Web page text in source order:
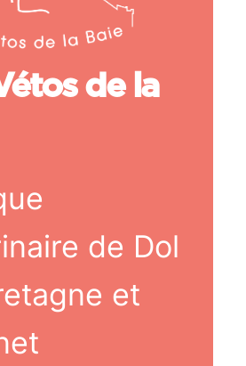
de la
de Dol
et